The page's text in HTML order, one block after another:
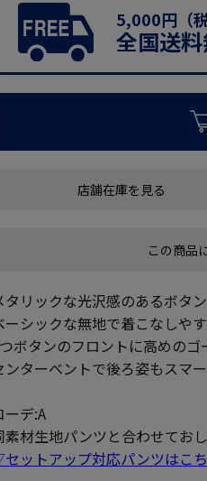
5,000円（
全国送
店舗在庫を見る
この商品
タリックな光沢感のあるボタ
ーシックな無地で着こなしや
ボタンのフロントに高めのゴ
ンターベントで後ろ姿もスマ
ーデ:A
素材生地パンツと合わせてお
ットアップ対応パンツはこ